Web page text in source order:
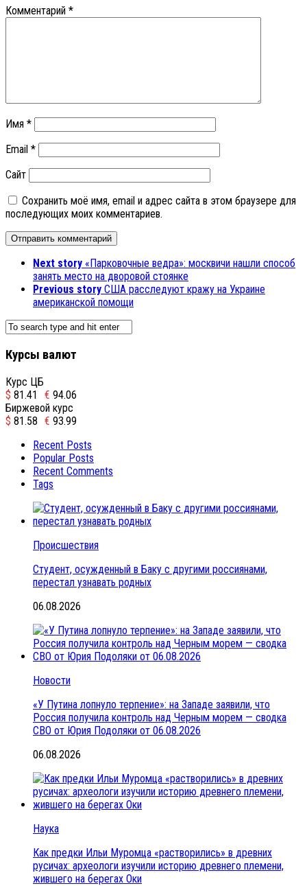
Комментарий *
Имя *
Email *
Сайт
Сохранить моё имя, email и адрес сайта в этом браузере для
последующих моих комментариев.
Next story «Парковочные ведра»: москвичи нашли способ
занять место на дворовой стоянке
Previous story США расследуют кражу на Украине
американской помощи
Курсы валют
Курс ЦБ
$ 81.41 € 94.06
Биржевой курс
$ 81.58 € 93.99
Recent Posts
Popular Posts
Recent Comments
Tags
Происшествия
Студент, осужденный в Баку с другими россиянами,
перестал узнавать родных
06.08.2026
Новости
«У Путина лопнуло терпение»: на Западе заявили, что
Россия получила контроль над Черным морем — сводка
СВО от Юрия Подоляки от 06.08.2026
06.08.2026
Наука
Как предки Ильи Муромца «растворились» в древних
русичах: археологи изучили историю древнего племени,
жившего на берегах Оки